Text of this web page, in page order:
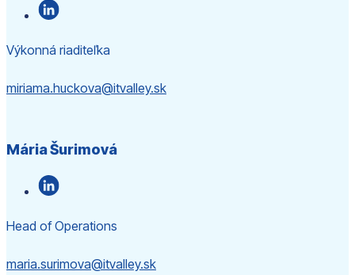
Výkonná riaditeľka
miriama.huckova@itvalley.sk
Mária Šurimová
Head of Operations
maria.surimova@itvalley.sk